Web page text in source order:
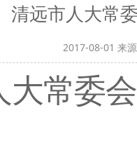
清远市人大常
2017-08-01 来
大常委